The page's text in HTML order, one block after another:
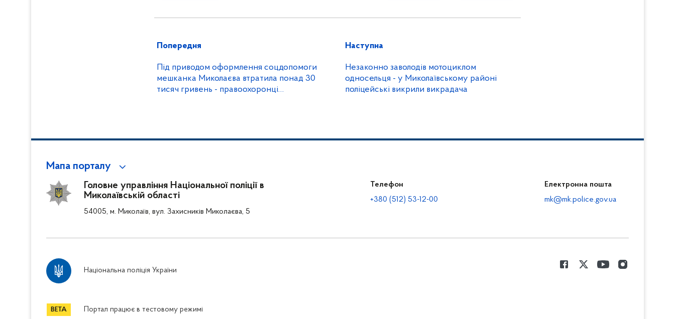
Попередня
Під приводом оформлення соцдопомоги
мешканка Миколаєва втратила понад 30
тисяч гривень - правоохоронці
Наступна
Незаконно заволодів мотоциклом
односельця - у Миколаївському районі
поліцейські викрили викрадача
Мапа порталу
Головне управління Національної поліції в
Миколаївській області
54005, м. Миколаїв, вул. Захисників Миколаєва, 5
Телефон
+380 (512) 53-12-00
Електронна пошта
mk@mk.police.gov.ua
Національна поліція України
Портал працює в тестовому режимі